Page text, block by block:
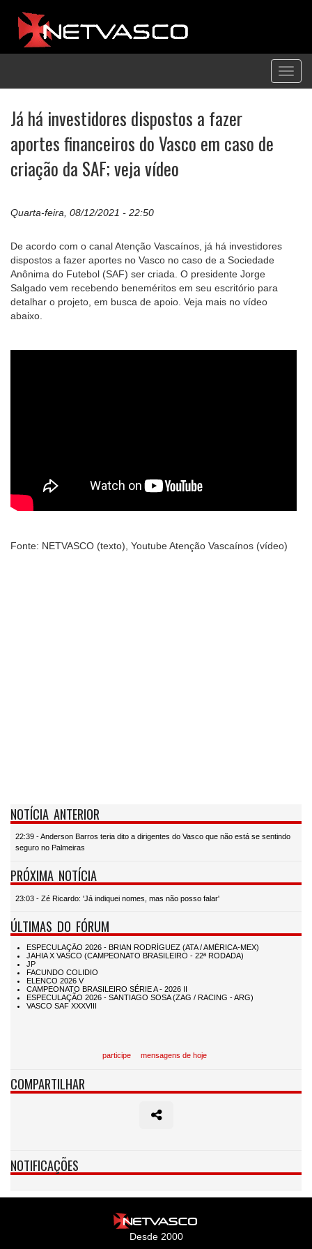
Já há investidores dispostos a fazer
aportes financeiros do Vasco em caso de
criação da SAF; veja vídeo
Quarta-feira, 08/12/2021 - 22:50
De acordo com o canal Atenção Vascaínos, já há investidores
dispostos a fazer aportes no Vasco no caso de a Sociedade
Anônima do Futebol (SAF) ser criada. O presidente Jorge
Salgado vem recebendo beneméritos em seu escritório para
detalhar o projeto, em busca de apoio. Veja mais no vídeo
abaixo.
Fonte: NETVASCO (texto), Youtube Atenção Vascaínos (vídeo)
NOTÍCIA ANTERIOR
22:39 - Anderson Barros teria dito a dirigentes do Vasco que não está se sentindo
seguro no Palmeiras
PRÓXIMA NOTÍCIA
23:03 - Zé Ricardo: 'Já indiquei nomes, mas não posso falar'
ÚLTIMAS DO FÓRUM
participe mensagens de hoje
COMPARTILHAR
NOTIFICAÇÕES
Desde 2000